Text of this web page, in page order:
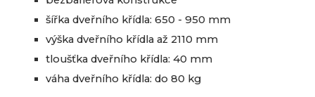
šířka dveřního křídla: 650 - 950 mm
výška dveřního křídla až 2110 mm
tloušťka dveřního křídla: 40 mm
váha dveřního křídla: do 80 kg